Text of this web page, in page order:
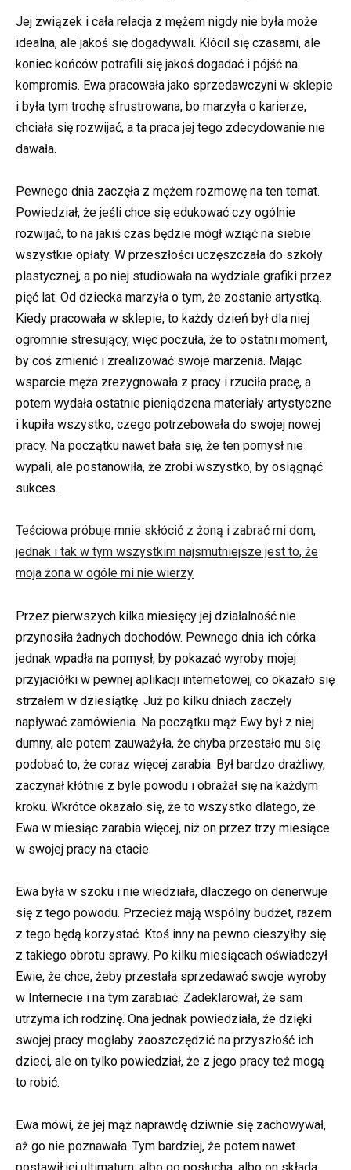
Jej związek i cała relacja z mężem nigdy nie była może
idealna, ale jakoś się dogadywali. Kłócil się czasami, ale
koniec końców potrafili się jakoś dogadać i pójść na
kompromis. Ewa pracowała jako sprzedawczyni w sklepie
i była tym trochę sfrustrowana, bo marzyła o karierze,
chciała się rozwijać, a ta praca jej tego zdecydowanie nie
dawała.
Pewnego dnia zaczęła z mężem rozmowę na ten temat.
Powiedział, że jeśli chce się edukować czy ogólnie
rozwijać, to na jakiś czas będzie mógł wziąć na siebie
wszystkie opłaty. W przeszłości uczęszczała do szkoły
plastycznej, a po niej studiowała na wydziale grafiki przez
pięć lat. Od dziecka marzyła o tym, że zostanie artystką.
Kiedy pracowała w sklepie, to każdy dzień był dla niej
ogromnie stresujący, więc poczuła, że to ostatni moment,
by coś zmienić i zrealizować swoje marzenia. Mając
wsparcie męża zrezygnowała z pracy i rzuciła pracę, a
potem wydała ostatnie pieniądzena materiały artystyczne
i kupiła wszystko, czego potrzebowała do swojej nowej
pracy. Na początku nawet bała się, że ten pomysł nie
wypali, ale postanowiła, że zrobi wszystko, by osiągnąć
sukces.
Teściowa próbuje mnie skłócić z żoną i zabrać mi dom,
jednak i tak w tym wszystkim najsmutniejsze jest to, że
moja żona w ogóle mi nie wierzy
Przez pierwszych kilka miesięcy jej działalność nie
przynosiła żadnych dochodów. Pewnego dnia ich córka
jednak wpadła na pomysł, by pokazać wyroby mojej
przyjaciółki w pewnej aplikacji internetowej, co okazało się
strzałem w dziesiątkę. Już po kilku dniach zaczęły
napływać zamówienia. Na początku mąż Ewy był z niej
dumny, ale potem zauważyła, że chyba przestało mu się
podobać to, że coraz więcej zarabia. Był bardzo drażliwy,
zaczynał kłótnie z byle powodu i obrażał się na każdym
kroku. Wkrótce okazało się, że to wszystko dlatego, że
Ewa w miesiąc zarabia więcej, niż on przez trzy miesiące
w swojej pracy na etacie.
Ewa była w szoku i nie wiedziała, dlaczego on denerwuje
się z tego powodu. Przecież mają wspólny budżet, razem
z tego będą korzystać. Ktoś inny na pewno cieszyłby się
z takiego obrotu sprawy. Po kilku miesiącach oświadczył
Ewie, że chce, żeby przestała sprzedawać swoje wyroby
w Internecie i na tym zarabiać. Zadeklarował, że sam
utrzyma ich rodzinę. Ona jednak powiedziała, źe dzięki
swojej pracy mogłaby zaoszczędzić na przyszłość ich
dzieci, ale on tylko powiedział, że z jego pracy też mogą
to robić.
Ewa mówi, że jej mąż naprawdę dziwnie się zachowywał,
aż go nie poznawała. Tym bardziej, że potem nawet